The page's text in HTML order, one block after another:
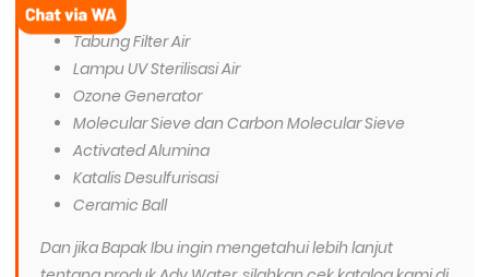
PAC
Tabung Filter Air
Lampu UV Sterilisasi Air
Ozone Generator
Molecular Sieve dan Carbon Molecular Sieve
Activated Alumina
Katalis Desulfurisasi
Ceramic Ball
Dan jika Bapak Ibu ingin mengetahui lebih lanjut